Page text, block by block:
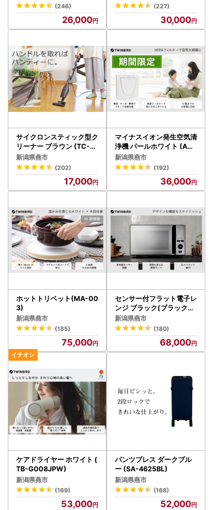
(246)
26,000
(227)
30,000
サイクロンスティック型ク
リーナー ブラウン (TC-51
07BR)
新潟県燕市
(202)
17,000
マイナスイオン発生空気清
浄機 パールホワイト (AC-
D358PW)
新潟県燕市
(192)
36,000
ホットトリベット(MA-00
3)
新潟県燕市
(185)
75,000
センサー付フラット電子レ
ンジ ブラック(ブラックミ
ラー) (DR-E273B)
新潟県燕市
(180)
68,000
ケアドライヤー ホワイト (
TB-G008JPW)
新潟県燕市
(169)
53,000
パンツプレス ダークブル
ー (SA-4625BL)
新潟県燕市
(168)
52,000